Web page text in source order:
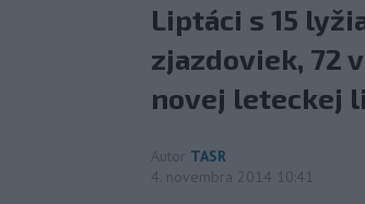
Liptáci s 15
zjazdoviek, 72
novej leteckej
Autor TASR
4. novembra 2014 10:41